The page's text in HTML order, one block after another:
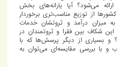
می‌شود؟ آیا یارانه‌های بخش
از توزیع مناسب‌تری برخوردار
میزان درآمد و ثروتشان خدمات
شکاف بین فقرا و ثروتمندان در
بسیاری از دیگر پرسش‌ها که با
و با بررسی مقایسه‌ای می‌توان به